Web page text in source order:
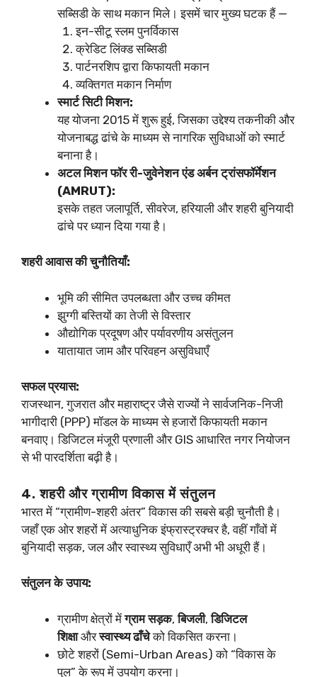
सब्सिडी के साथ मकान मिले। इसमें चार मुख्य घटक हैं —
इन-सीटू स्लम पुनर्विकास
क्रेडिट लिंक्ड सब्सिडी
पार्टनरशिप द्वारा किफायती मकान
व्यक्तिगत मकान निर्माण
स्मार्ट सिटी मिशन:
यह योजना 2015 में शुरू हुई, जिसका उद्देश्य तकनीकी और
योजनाबद्ध ढांचे के माध्यम से नागरिक सुविधाओं को स्मार्ट
बनाना है।
अटल मिशन फॉर री-जुवेनेशन एंड अर्बन ट्रांसफॉर्मेशन
(AMRUT):
इसके तहत जलापूर्ति, सीवरेज, हरियाली और शहरी बुनियादी
ढांचे पर ध्यान दिया गया है।
शहरी आवास की चुनौतियाँ:
भूमि की सीमित उपलब्धता और उच्च कीमत
झुग्गी बस्तियों का तेजी से विस्तार
औद्योगिक प्रदूषण और पर्यावरणीय असंतुलन
यातायात जाम और परिवहन असुविधाएँ
सफल प्रयास:
राजस्थान, गुजरात और महाराष्ट्र जैसे राज्यों ने सार्वजनिक-निजी
भागीदारी (PPP) मॉडल के माध्यम से हजारों किफायती मकान
बनवाए। डिजिटल मंजूरी प्रणाली और GIS आधारित नगर नियोजन
से भी पारदर्शिता बढ़ी है।
4. शहरी और ग्रामीण विकास में संतुलन
भारत में “ग्रामीण-शहरी अंतर” विकास की सबसे बड़ी चुनौती है।
जहाँ एक ओर शहरों में अत्याधुनिक इंफ्रास्ट्रक्चर है, वहीं गाँवों में
बुनियादी सड़क, जल और स्वास्थ्य सुविधाएँ अभी भी अधूरी हैं।
संतुलन के उपाय:
ग्रामीण क्षेत्रों मेंग्राम सड़क,बिजली,डिजिटल
शिक्षाऔरस्वास्थ्य ढाँचेको विकसित करना।
छोटे शहरों (Semi-Urban Areas) को “विकास के
पुल” के रूप में उपयोग करना।